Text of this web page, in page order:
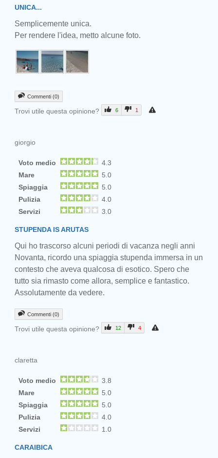
UNICA...
Semplicemente unica.
Per rendere l'idea, metto alcune foto.
Commenti (0)
Trovi utile questa opinione? 6 1
giorgio
Voto medio
4.3
Mare
5.0
Spiaggia
5.0
Pulizia
4.0
Servizi
3.0
STUPENDA IS ARUTAS
Qui ho trascorso alcuni periodi di vacanza negli anni
Novanta, ricordo una spiaggia stupenda immersa in un
contesto che aveva qualcosa di esotico. Spero che
tutto sia rimasto come allora, semplice e fantastico.
Assolutamente da vedere.
Commenti (0)
Trovi utile questa opinione? 12 4
claretta
Voto medio
3.8
Mare
5.0
Spiaggia
5.0
Pulizia
4.0
Servizi
1.0
CARAIBICA